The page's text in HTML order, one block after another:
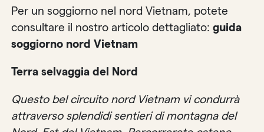
Per un soggiorno nel nord Vietnam, potete
consultare il nostro articolo dettagliato:guida
soggiorno nord Vietnam
Terra selvaggia del Nord
Questo bel circuito nord Vietnam vi condurrà
attraverso splendidi sentieri di montagna del